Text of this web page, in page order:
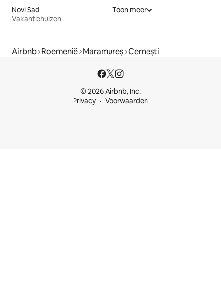
Novi Sad
Vakantiehuizen
Toon meer
Airbnb Roemenië Maramureș Cernești
© 2026 Airbnb, Inc.
Privacy
Voorwaarden